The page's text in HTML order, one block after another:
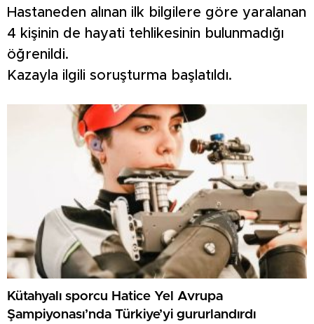
Hastaneden alınan ilk bilgilere göre yaralanan
4 kişinin de hayati tehlikesinin bulunmadığı
öğrenildi.
Kazayla ilgili soruşturma başlatıldı.
Kütahyalı sporcu Hatice Yel Avrupa
Şampiyonası’nda Türkiye’yi gururlandırdı